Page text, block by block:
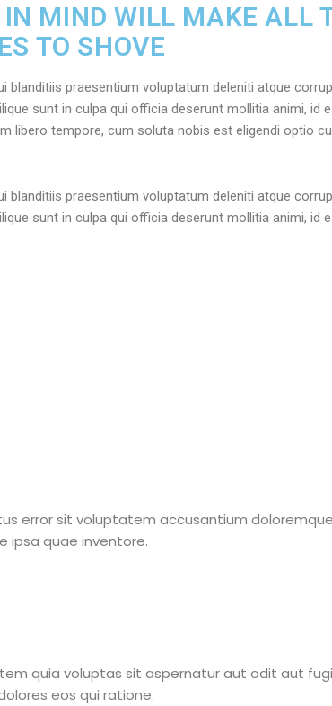
MIND WILL MAKE ALL
TO SHOVE
praesentium voluptatum deleniti atque
sunt in culpa qui officia deserunt mollitia animi, id
libero tempore, cum soluta nobis est eligendi optio
praesentium voluptatum deleniti atque
sunt in culpa qui officia deserunt mollitia animi, id
error sit voluptatem accusantium doloremque
ipsa quae inventore.
quia voluptas sit aspernatur aut odit aut
eos qui ratione.